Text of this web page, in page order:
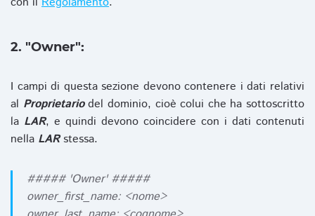
2. "Owner":
I campi di questa sezione devono contenere i dati relativi
al Proprietariodel dominio, cioè colui che ha sottoscritto
la LAR, e quindi devono coincidere con i dati contenuti
nella LARstessa.
##### 'Owner' #####
owner_first_name: <nome>